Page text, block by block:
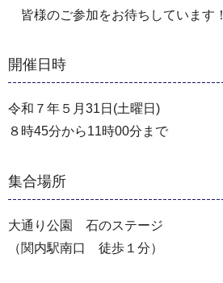
皆様のご参加をお待ちしています！
開催日時
令和７年５月31日(土曜日)
８時45分から11時00分まで
集合場所
大通り公園 石のステージ
（関内駅南口 徒歩１分）